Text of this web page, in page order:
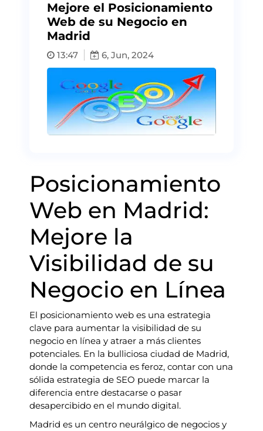
Mejore el Posicionamiento
Web de su Negocio en
Madrid
13:47 6, Jun, 2024
Posicionamiento
Web en Madrid:
Mejore la
Visibilidad de su
Negocio en Línea
El posicionamiento web es una estrategia
clave para aumentar la visibilidad de su
negocio en línea y atraer a más clientes
potenciales. En la bulliciosa ciudad de Madrid,
donde la competencia es feroz, contar con una
sólida estrategia de SEO puede marcar la
diferencia entre destacarse o pasar
desapercibido en el mundo digital.
Madrid es un centro neurálgico de negocios y